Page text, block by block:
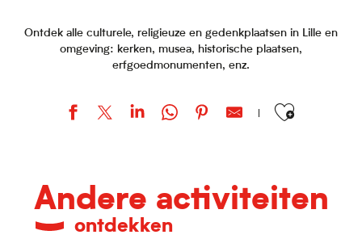
Ontdek alle culturele, religieuze en gedenkplaatsen in Lille en
omgeving: kerken, musea, historische plaatsen,
erfgoedmonumenten, enz.
Ajouter aux
Porte de Gand
Institut du monde arabe - Tourcoing
Les Archives Nationales du Monde du Travail
Grande Mosquée de Lille
Andere activiteiten
ontdekken